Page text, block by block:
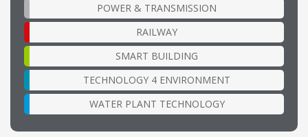
POWER & TRANSMISSION
RAILWAY
SMART BUILDING
TECHNOLOGY 4 ENVIRONMENT
WATER PLANT TECHNOLOGY